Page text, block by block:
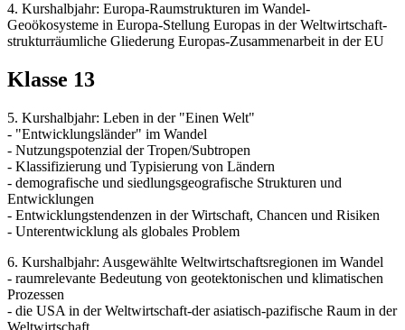
4. Kurshalbjahr: Europa-Raumstrukturen im Wandel-
Geoökosysteme in Europa-Stellung Europas in der Weltwirtschaft-
strukturräumliche Gliederung Europas-Zusammenarbeit in der EU
Klasse 13
5. Kurshalbjahr: Leben in der "Einen Welt"
- "Entwicklungsländer" im Wandel
- Nutzungspotenzial der Tropen/Subtropen
- Klassifizierung und Typisierung von Ländern
- demografische und siedlungsgeografische Strukturen und
Entwicklungen
- Entwicklungstendenzen in der Wirtschaft, Chancen und Risiken
- Unterentwicklung als globales Problem
6. Kurshalbjahr: Ausgewählte Weltwirtschaftsregionen im Wandel
- raumrelevante Bedeutung von geotektonischen und klimatischen
Prozessen
- die USA in der Weltwirtschaft-der asiatisch-pazifische Raum in der